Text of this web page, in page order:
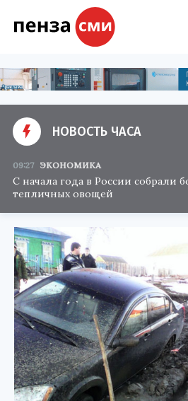
НОВОСТЬ ЧАСА
09:27 ЭКОНОМИКА
С начала года в России собрали
тепличных овощей